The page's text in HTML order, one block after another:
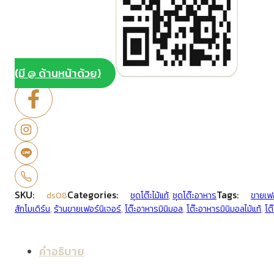
(มี @ ด้านหน้าด้วย)
SKU: ds08Categories: ชุดโต๊ะไม้แท้,ชุดโต๊ะอาหารTags:
ขายเ
สักโมเดิร์น, ร้านขายเฟอร์นิเจอร์,โต๊ะอาหารมินิมอล,โต๊ะอาหารมินิมอลไม้แท้,โ
คำอธิบาย